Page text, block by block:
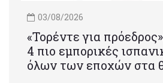
03/08/2026
«Τορέντε για
4 πιο εμπορικές
όλων των εποχών στα